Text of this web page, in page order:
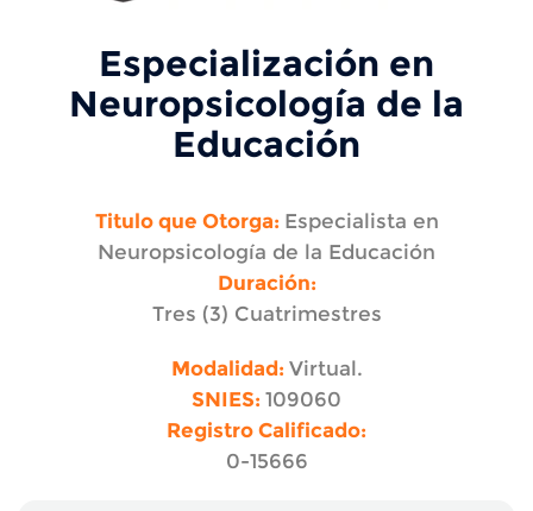
Especialización en
Neuropsicología de la
Educación
Titulo que Otorga: Especialista en
Neuropsicología de la Educación
Duración:
Tres (3) Cuatrimestres
Modalidad: Virtual.
SNIES: 109060
Registro Calificado:
0-15666